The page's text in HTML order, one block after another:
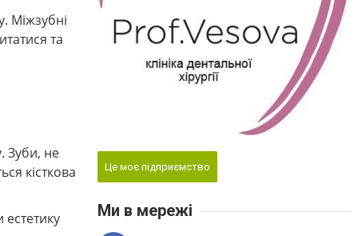
Міжзубні
та
Зуби, не
кісткова
естетику
Це моє підприємство
Ми в мережі